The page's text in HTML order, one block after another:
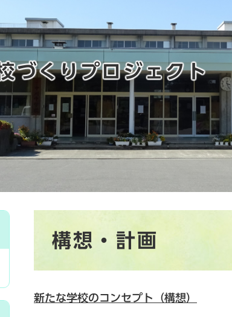
づくりプロジェクト
構想・計画
新たな学校のコンセプト（構想）